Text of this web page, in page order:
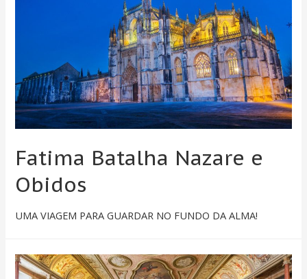
Fatima Batalha Nazare e
Obidos
UMA VIAGEM PARA GUARDAR NO FUNDO DA ALMA!